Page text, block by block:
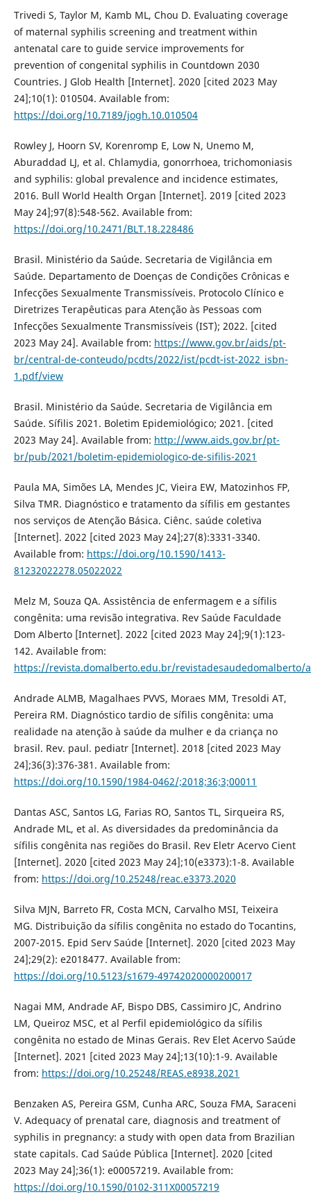
Trivedi S, Taylor M, Kamb ML, Chou D. Evaluating coverage
of maternal syphilis screening and treatment within
antenatal care to guide service improvements for
prevention of congenital syphilis in Countdown 2030
Countries. J Glob Health [Internet]. 2020 [cited 2023 May
24];10(1): 010504. Available from:
https://doi.org/10.7189/jogh.10.010504
Rowley J, Hoorn SV, Korenromp E, Low N, Unemo M,
Aburaddad LJ, et al. Chlamydia, gonorrhoea, trichomoniasis
and syphilis: global prevalence and incidence estimates,
2016. Bull World Health Organ [Internet]. 2019 [cited 2023
May 24];97(8):548-562. Available from:
https://doi.org/10.2471/BLT.18.228486
Brasil. Ministério da Saúde. Secretaria de Vigilância em
Saúde. Departamento de Doenças de Condições Crônicas e
Infecções Sexualmente Transmissíveis. Protocolo Clínico e
Diretrizes Terapêuticas para Atenção às Pessoas com
Infecções Sexualmente Transmissíveis (IST); 2022. [cited
2023 May 24]. Available from: https://www.gov.br/aids/pt-
br/central-de-conteudo/pcdts/2022/ist/pcdt-ist-2022_isbn-
1.pdf/view
Brasil. Ministério da Saúde. Secretaria de Vigilância em
Saúde. Sífilis 2021. Boletim Epidemiológico; 2021. [cited
2023 May 24]. Available from: http://www.aids.gov.br/pt-
br/pub/2021/boletim-epidemiologico-de-sifilis-2021
Paula MA, Simões LA, Mendes JC, Vieira EW, Matozinhos FP,
Silva TMR. Diagnóstico e tratamento da sífilis em gestantes
nos serviços de Atenção Básica. Ciênc. saúde coletiva
[Internet]. 2022 [cited 2023 May 24];27(8):3331-3340.
Available from: https://doi.org/10.1590/1413-
81232022278.05022022
Melz M, Souza QA. Assistência de enfermagem e a sífilis
congênita: uma revisão integrativa. Rev Saúde Faculdade
Dom Alberto [Internet]. 2022 [cited 2023 May 24];9(1):123-
142. Available from:
https://revista.domalberto.edu.br/revistadesaudedomalberto/
Andrade ALMB, Magalhaes PVVS, Moraes MM, Tresoldi AT,
Pereira RM. Diagnóstico tardio de sífilis congênita: uma
realidade na atenção à saúde da mulher e da criança no
brasil. Rev. paul. pediatr [Internet]. 2018 [cited 2023 May
24];36(3):376-381. Available from:
https://doi.org/10.1590/1984-0462/;2018;36;3;00011
Dantas ASC, Santos LG, Farias RO, Santos TL, Sirqueira RS,
Andrade ML, et al. As diversidades da predominância da
sífilis congênita nas regiões do Brasil. Rev Eletr Acervo Cient
[Internet]. 2020 [cited 2023 May 24];10(e3373):1-8. Available
from: https://doi.org/10.25248/reac.e3373.2020
Silva MJN, Barreto FR, Costa MCN, Carvalho MSI, Teixeira
MG. Distribuição da sífilis congênita no estado do Tocantins,
2007-2015. Epid Serv Saúde [Internet]. 2020 [cited 2023 May
24];29(2): e2018477. Available from:
https://doi.org/10.5123/s1679-49742020000200017
Nagai MM, Andrade AF, Bispo DBS, Cassimiro JC, Andrino
LM, Queiroz MSC, et al Perfil epidemiológico da sífilis
congênita no estado de Minas Gerais. Rev Elet Acervo Saúde
[Internet]. 2021 [cited 2023 May 24];13(10):1-9. Available
from: https://doi.org/10.25248/REAS.e8938.2021
Benzaken AS, Pereira GSM, Cunha ARC, Souza FMA, Saraceni
V. Adequacy of prenatal care, diagnosis and treatment of
syphilis in pregnancy: a study with open data from Brazilian
state capitals. Cad Saúde Pública [Internet]. 2020 [cited
2023 May 24];36(1): e00057219. Available from:
https://doi.org/10.1590/0102-311X00057219